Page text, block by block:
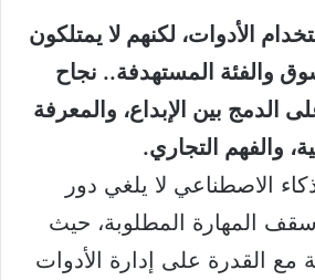
الأدوات، لكنهم لا يمتلكون
والفئة المستهدفة.. نجاح
الدمج بين الإبداع، والمعرفة
والفهم التجاري.
الاصطناعي لا يلغي دور
سقف المهارة المطلوبة، حيث
مع القدرة على إدارة الأدوات